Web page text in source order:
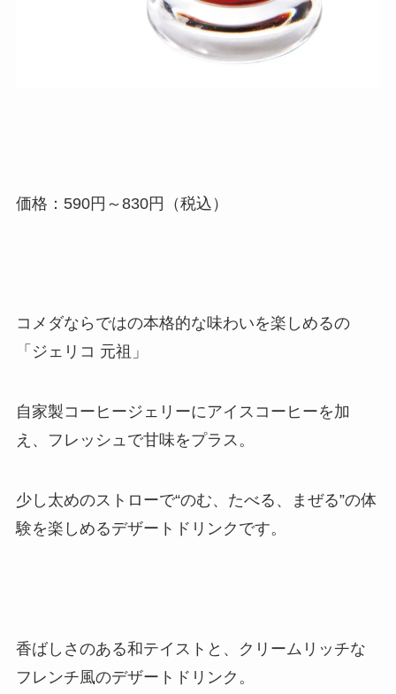
価格：590円～830円（税込）
コメダならではの本格的な味わいを楽しめるの
「ジェリコ 元祖」
自家製コーヒージェリーにアイスコーヒーを加
え、フレッシュで甘味をプラス。
少し太めのストローで“のむ、たべる、まぜる”の体
験を楽しめるデザートドリンクです。
香ばしさのある和テイストと、クリームリッチな
フレンチ風のデザートドリンク。